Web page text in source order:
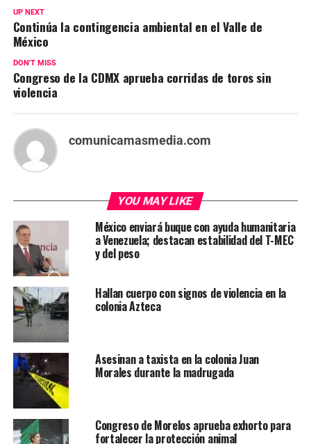
UP NEXT
Continúa la contingencia ambiental en el Valle de
México
DON'T MISS
Congreso de la CDMX aprueba corridas de toros sin
violencia
comunicamasmedia.com
YOU MAY LIKE
México enviará buque con ayuda humanitaria
a Venezuela; destacan estabilidad del T-MEC
y del peso
Hallan cuerpo con signos de violencia en la
colonia Azteca
Asesinan a taxista en la colonia Juan
Morales durante la madrugada
Congreso de Morelos aprueba exhorto para
fortalecer la protección animal